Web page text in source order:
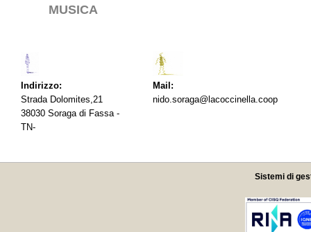
MUSICA
Indirizzo:
Strada Dolomites,21
38030 Soraga di Fassa -
TN-
Mail:
nido.soraga@lacoccinella.coop
Sistemi di